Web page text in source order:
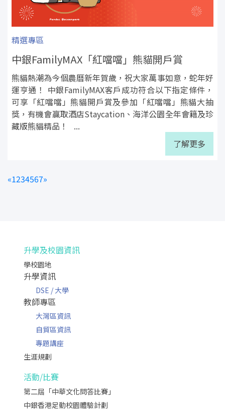
精選專區
中銀FamilyMAX「紅噹噹」熊貓開戶賞
熊貓熱潮為今個農曆新年賀歲，祝大家萬事如意，蛇年好
運亨通！ 中銀FamilyMAX客戶成功符合以下指定條件，
可享「紅噹噹」熊貓開戶賞及參加「紅噹噹」熊貓大抽
獎，有機會贏取酒店Staycation、海洋公園全年會籍及珍
藏版熊貓精品！ ...
了解更多
«1234567»
升學及校園資訊
學校園地
升學資訊
DSE / 大學
教師專區
大灣區資訊
自貿區資訊
專題講座
生涯規劃
活動/比賽
第二屆「中華文化問答比賽」
中銀香港足動校園體驗計劃